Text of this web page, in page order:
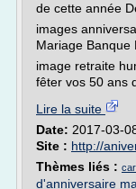
de cette année
images
Mariage Banque
image retraite
fêter vos 50 ans
Lire la suite
Date: 2017-03-
Site : http://
Thèmes liés :
d'anniversaire